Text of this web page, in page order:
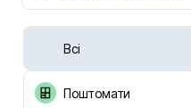
Всі
Поштомати